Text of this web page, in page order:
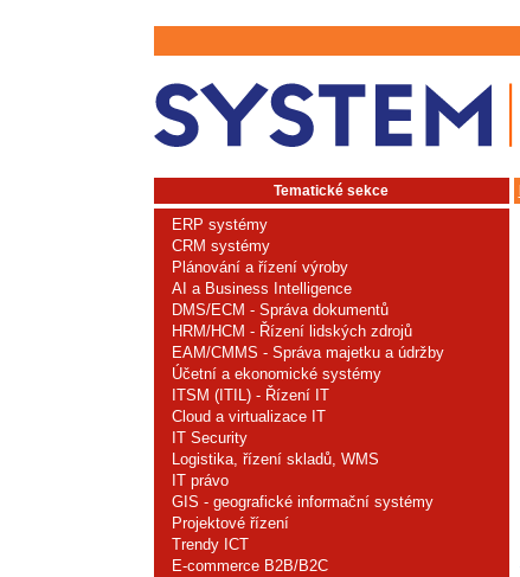
Tematické sekce
ERP systémy
CRM systémy
Plánování a řízení výroby
AI a Business Intelligence
DMS/ECM - Správa dokumentů
HRM/HCM - Řízení lidských zdrojů
EAM/CMMS - Správa majetku a údržby
Účetní a ekonomické systémy
ITSM (ITIL) - Řízení IT
Cloud a virtualizace IT
IT Security
Logistika, řízení skladů, WMS
IT právo
GIS - geografické informační systémy
Projektové řízení
Trendy ICT
E-commerce B2B/B2C